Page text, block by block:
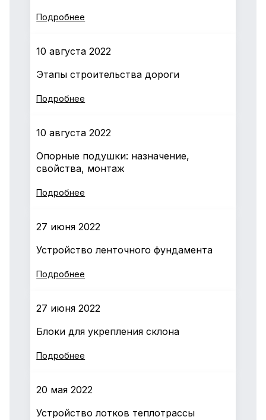
Подробнее
10 августа 2022
Этапы строительства дороги
Подробнее
10 августа 2022
Опорные подушки: назначение,
свойства, монтаж
Подробнее
27 июня 2022
Устройство ленточного фундамента
Подробнее
27 июня 2022
Блоки для укрепления склона
Подробнее
20 мая 2022
Устройство лотков теплотрассы